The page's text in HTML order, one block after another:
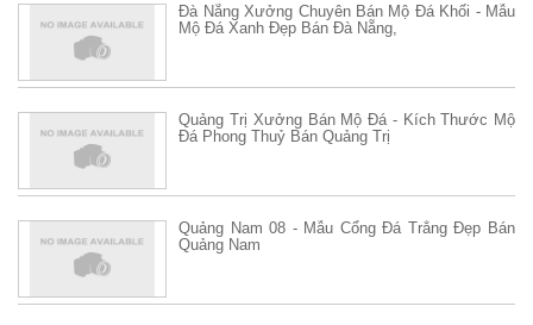
Đà Nẵng Xưởng Chuyên Bán Mộ Đá Khối - Mẫu
Mộ Đá Xanh Đẹp Bán Đà Nẵng,
Quảng Trị Xưởng Bán Mộ Đá - Kích Thước Mộ
Đá Phong Thuỷ Bán Quảng Trị
Quảng Nam 08 - Mẫu Cổng Đá Trắng Đẹp Bán
Quảng Nam